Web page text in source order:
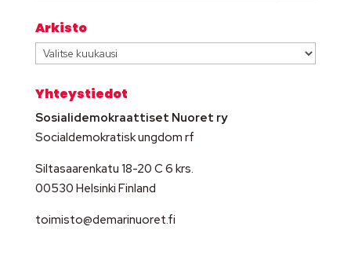
Arkisto
Arkisto
Yhteystiedot
Sosialidemokraattiset Nuoret ry
Socialdemokratisk ungdom rf
Siltasaarenkatu 18-20 C 6 krs.
00530 Helsinki Finland
toimisto@demarinuoret.fi